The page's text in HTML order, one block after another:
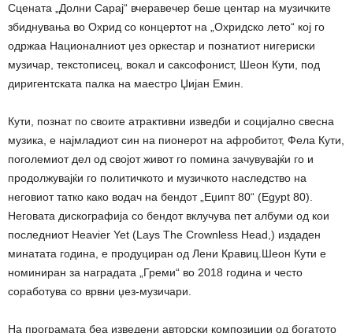
Сцената „Долни Сарај“ вчеравечер беше центар на музичките
збиднувања во Охрид со концертот на „Охридско лето“ кој го
одржаа Националниот џез оркестар и познатиот нигериски
музичар, текстописец, вокал и саксофонист, Шеон Кути, под
диригентската палка на маестро Џијан Емин.
Кути, познат по своите атрактивни изведби и социјално свесна
музика, е најмладиот син на пионерот на афробитот, Фела Кути,
поголемиот дел од својот живот го помина зачувувајќи го и
продолжувајќи го политичкото и музичкото наследство на
неговиот татко како водач на бендот „Еџипт 80“ (Egypt 80).
Неговата дискографија со бендот вклучува пет албуми од кои
последниот Heavier Yet (Lays The Crownless Head,) издаден
минатата година, е продуциран од Лени Кравиц.Шеон Кути е
номиниран за наградата „Греми“ во 2018 година и често
соработува со врвни џез-музичари.
На програмата беа изведени авторски композиции од богатото